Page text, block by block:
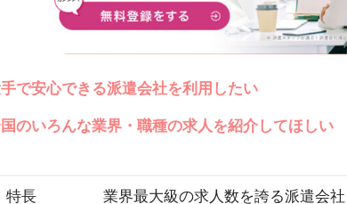
で安心できる派遣会社を利用したい
のいろんな業界・職種の求人を紹介してほしい
特長 業界最大級の求人数を誇る派遣会社